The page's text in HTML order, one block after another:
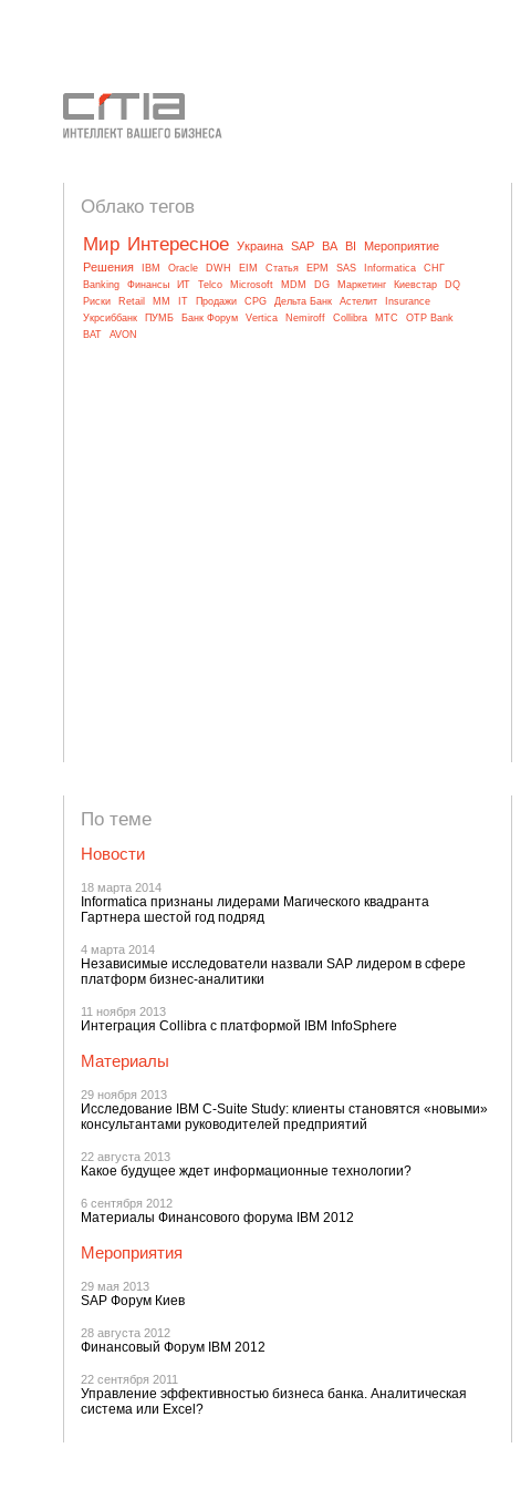
Облако тегов
Мир Интересное Украина SAP BA BI
Мероприятие
Решения
IBM Oracle DWH EIM Статья EPM SAS Informatica
СНГ
Banking
Финансы ИТ Telco Microsoft MDM DG Маркетинг Киевстар
DQ
Риски
Retail MM IT Продажи CPG Дельта Банк Астелит
Insurance
Укрсиббанк
ПУМБ Банк Форум Vertica Nemiroff Collibra МТС
OTP Bank
BAT
AVON
По теме
Новости
18 марта 2014
Informatica признаны лидерами Магического квадранта
Гартнера шестой год подряд
4 марта 2014
Независимые исследователи назвали SAP лидером в сфере
платформ бизнес-аналитики
11 ноября 2013
Интеграция Collibra с платформой IBM InfoSphere
Материалы
29 ноября 2013
Исследование IBM C-Suite Study: клиенты становятся «новыми»
консультантами руководителей предприятий
22 августа 2013
Какое будущее ждет информационные технологии?
6 сентября 2012
Материалы Финансового форума IBM 2012
Мероприятия
29 мая 2013
SAP Форум Киев
28 августа 2012
Финансовый Форум IBM 2012
22 сентября 2011
Управление эффективностью бизнеса банка. Аналитическая
система или Excel?